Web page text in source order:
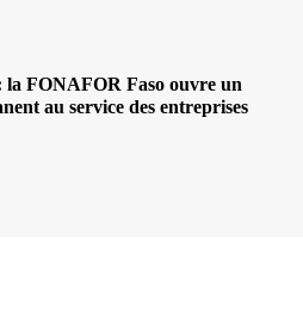
FONAFOR Faso ouvre un
au service des entreprises